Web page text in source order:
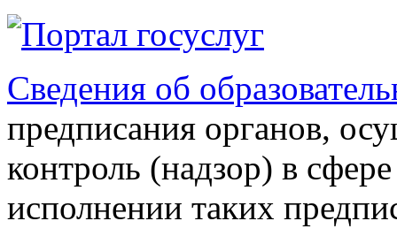
Сведения об
предписания органов,
контроль (надзор) в
исполнении таких